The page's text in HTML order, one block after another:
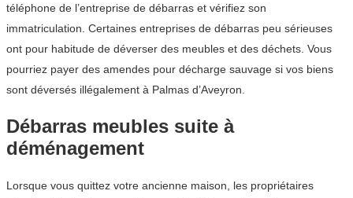
téléphone de l’entreprise de débarras et vérifiez son
immatriculation. Certaines entreprises de débarras peu sérieuses
ont pour habitude de déverser des meubles et des déchets. Vous
pourriez payer des amendes pour décharge sauvage si vos biens
sont déversés illégalement à Palmas d’Aveyron.
Débarras meubles suite à
déménagement
Lorsque vous quittez votre ancienne maison, les propriétaires